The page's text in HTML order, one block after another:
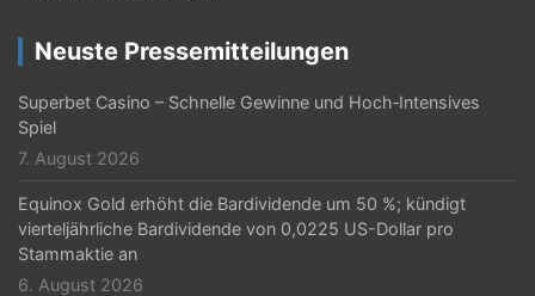
g
a
t
i
o
n
Neuste Pressemitteilungen
Superbet Casino – Schnelle Gewinne und Hoch‑Intensives
Spiel
7. August 2026
Equinox Gold erhöht die Bardividende um 50 %; kündigt
vierteljährliche Bardividende von 0,0225 US-Dollar pro
Stammaktie an
6. August 2026